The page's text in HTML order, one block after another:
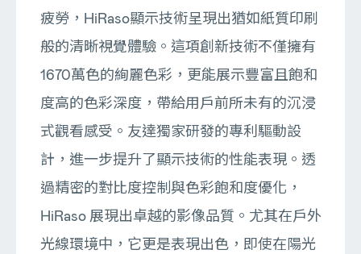
疲勞，HiRaso顯示技術呈現出猶如紙質印刷
般的清晰視覺體驗。這項創新技術不僅擁有
1670萬色的絢麗色彩，更能展示豐富且飽和
度高的色彩深度，帶給用戶前所未有的沉浸
式觀看感受。友達獨家研發的專利驅動設
計，進一步提升了顯示技術的性能表現。透
過精密的對比度控制與色彩飽和度優化，
HiRaso 展現出卓越的影像品質。尤其在戶外
光線環境中，它更是表現出色，即使在陽光